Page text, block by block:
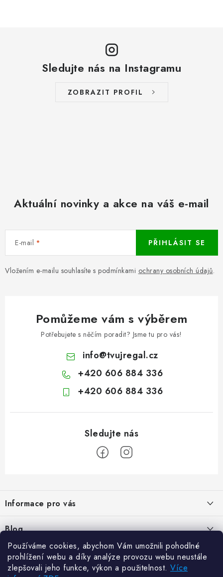
Používáme cookies, abychom Vám umožnili pohodlné
prohlížení webu a díky analýze provozu webu neustále
zlepšovali jeho funkce, výkon a použitelnost. Více
Sledujte nás na Instagramu
ZOBRAZIT PROFIL
Aktuální novinky a akce na váš e-mail
E-mail
Vložením e-mailu souhlasíte s podmínkami ochrany osobních údajů.
PŘIHLÁSIT SE
Pomůžeme vám s výběrem
Potřebujete s něčím poradit? Jsme tu pro vás!
info@tvujregal.cz
+420 606 884 336
+420 606 884 336
p
a
t
Informace pro vás
Kontakty
Hodnocení obchodu
Reklamace zboží
Blog
Jak vybrat poštovní schránku?
21.5.2024
Facebook